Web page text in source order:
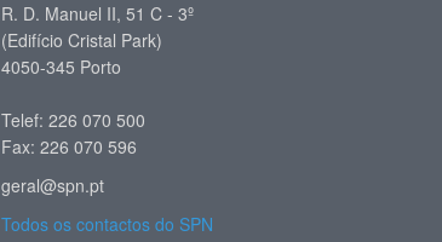
R. D. Manuel II, 51 C - 3º
(Edifício Cristal Park)
4050-345 Porto
Telef: 226 070 500
Fax: 226 070 596
geral@spn.pt
Todos os contactos do SPN